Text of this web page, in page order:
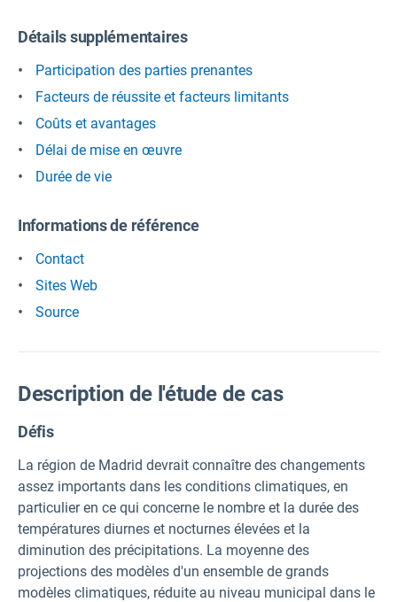
Détails supplémentaires
Participation des parties prenantes
Facteurs de réussite et facteurs limitants
Coûts et avantages
Délai de mise en œuvre
Durée de vie
Informations de référence
Contact
Sites Web
Source
Description de l'étude de cas
Défis
La région de Madrid devrait connaître des changements
assez importants dans les conditions climatiques, en
particulier en ce qui concerne le nombre et la durée des
températures diurnes et nocturnes élevées et la
diminution des précipitations. La moyenne des
projections des modèles d'un ensemble de grands
modèles climatiques, réduite au niveau municipal dans le